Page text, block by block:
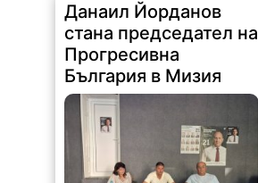
Данаил Йорданов
стана председател на
Прогресивна
България в Мизия